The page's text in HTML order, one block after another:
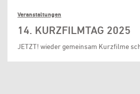
Veranstaltungen
14. KURZFILMTAG 2025
JETZT! wieder gemeinsam Kurzfilme